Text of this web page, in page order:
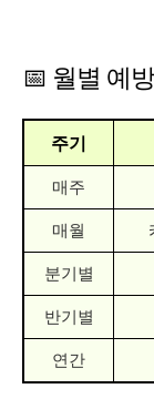
📅 월별 예
주기
매주
매월
분기별
반기별
연간